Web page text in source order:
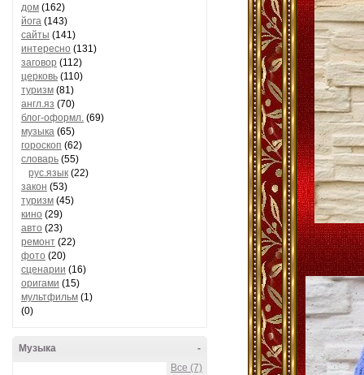
дом (162)
йога (143)
сайты (141)
интересно (131)
заговор (112)
церковь (110)
туризм (81)
англ.яз (70)
блог-оформл. (69)
музыка (65)
гороскоп (62)
словарь (55)
рус.язык (22)
закон (53)
туризм (45)
кино (29)
авто (23)
ремонт (22)
фото (20)
сценарии (16)
оригами (15)
мультфильм (1)
(0)
-
Музыка
Все (7)